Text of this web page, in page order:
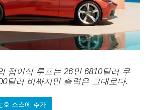
접이식 루프는 26만 6810달러 쿠
달러 비싸지만 출력은 그대로다.
호 소스에 추가